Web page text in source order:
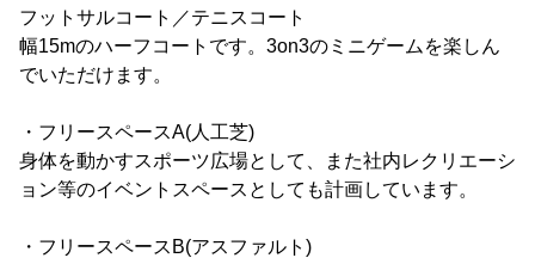
フットサルコート／テニスコート
幅15mのハーフコートです。3on3のミニゲームを楽しん
でいただけます。
・フリースペースA(人工芝)
身体を動かすスポーツ広場として、また社内レクリエーシ
ョン等のイベントスペースとしても計画しています。
・フリースペースB(アスファルト)